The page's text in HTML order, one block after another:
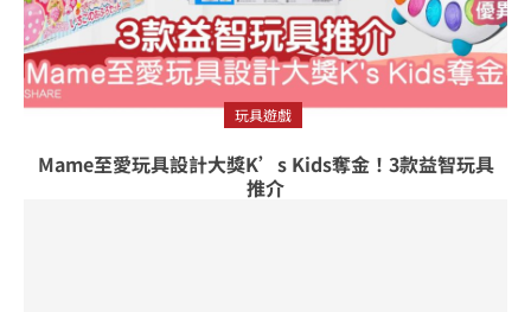
玩具遊戲
Mame至愛玩具設計大獎K’s Kids奪金！3款益智玩具
推介